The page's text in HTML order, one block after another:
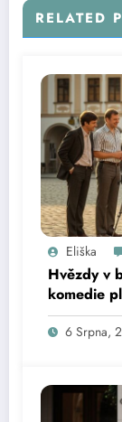
RELATED
Eliška
Hvězdy v
komedie
6 Srpna,